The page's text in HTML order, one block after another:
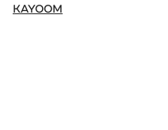
KAYOOM